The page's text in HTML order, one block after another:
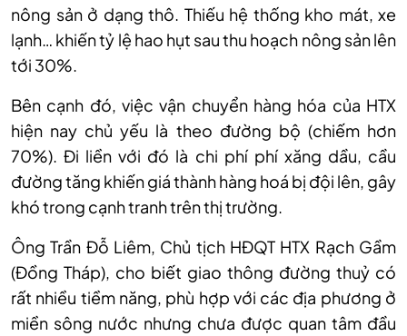
nông sản ở dạng thô. Thiếu hệ thống kho mát, xe
lạnh… khiến tỷ lệ hao hụt sau thu hoạch nông sản lên
tới 30%.
Bên cạnh đó, việc vận chuyển hàng hóa của HTX
hiện nay chủ yếu là theo đường bộ (chiếm hơn
70%). Đi liền với đó là chi phí phí xăng dầu, cầu
đường tăng khiến giá thành hàng hoá bị đội lên, gây
khó trong cạnh tranh trên thị trường.
Ông Trần Đỗ Liêm, Chủ tịch HĐQT HTX Rạch Gầm
(Đồng Tháp), cho biết giao thông đường thuỷ có
rất nhiều tiềm năng, phù hợp với các địa phương ở
miền sông nước nhưng chưa được quan tâm đầu